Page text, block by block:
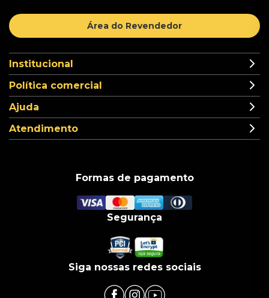
Área do Revendedor
Institucional
Política comercial
Ajuda
Atendimento
Formas de pagamento
Segurança
Siga nossas redes sociais